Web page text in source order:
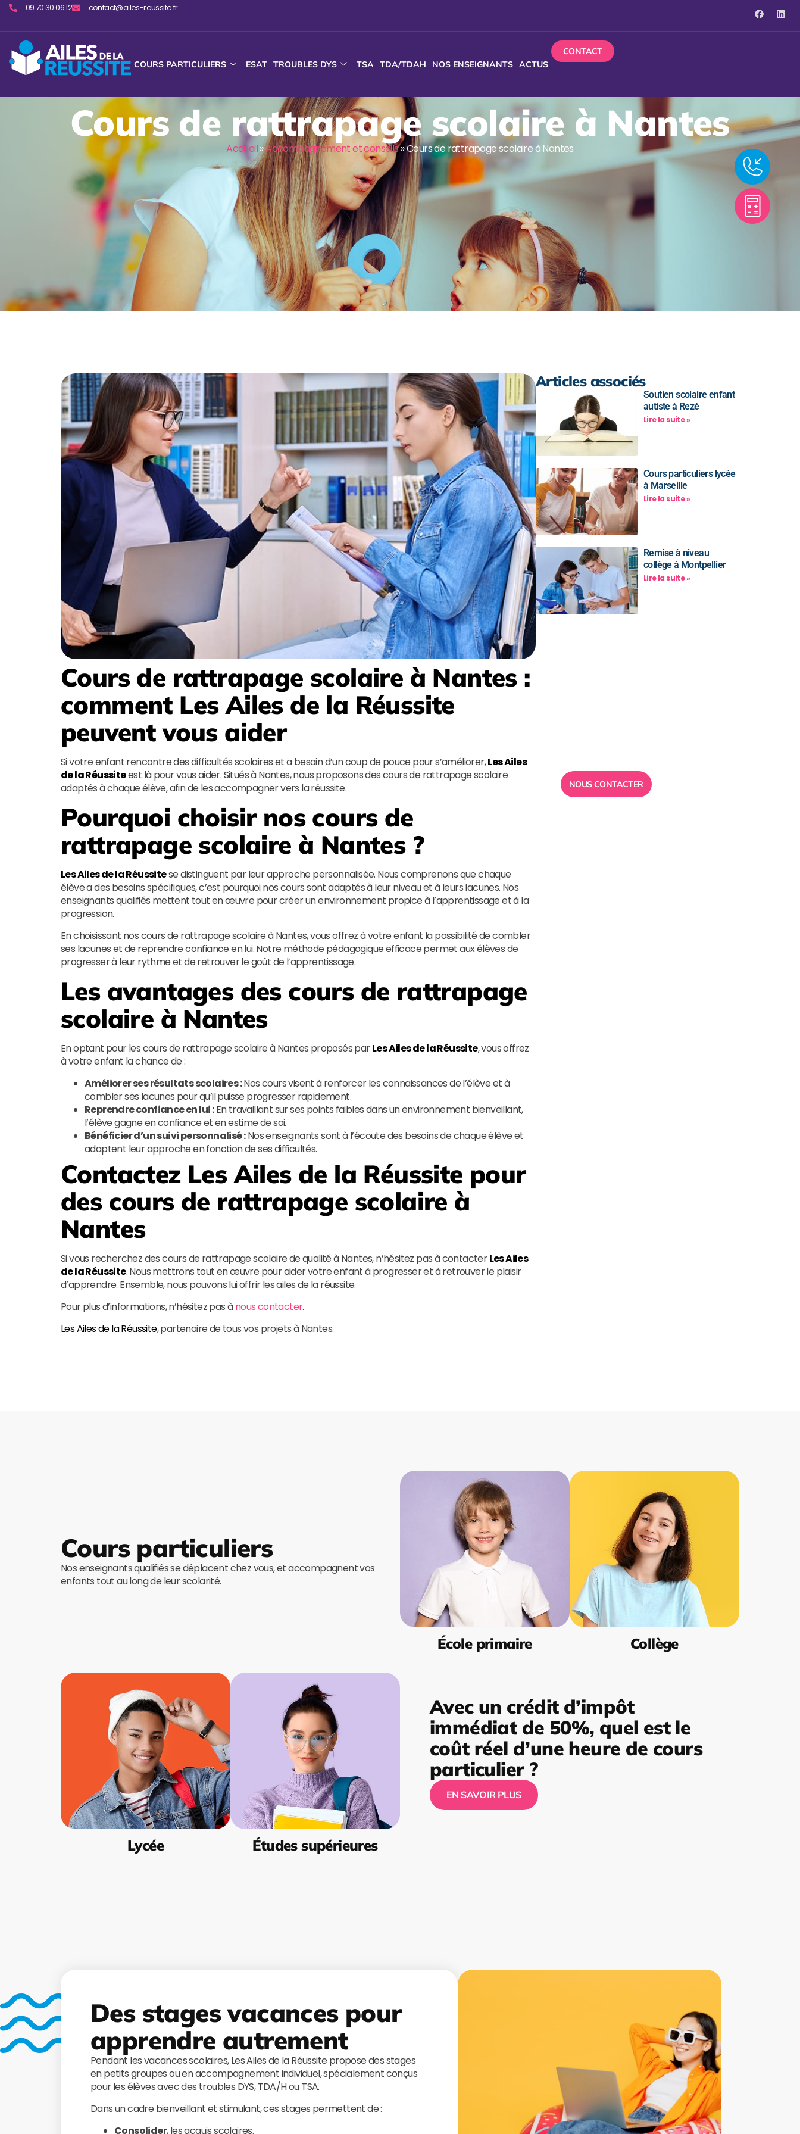
09 70 30 06 12 contact@ailes-reussite.fr
COURS PARTICULIERS ESAT TROUBLES DYS TSA TDA/TDAH NOS ENSEIGNANTS ACTUS
CONTACT
Cours de rattrapage scolaire à Nantes
Accueil»Accompagnement et conseils»Cours de rattrapage scolaire à Nantes
Cours de rattrapage scolaire à Nantes:
comment Les Ailes de la Réussite
peuvent vous aider
Si votre enfant rencontre des difficultés scolaires et a besoin d’un coup de pouce pour s’améliorer,Les Ailes
de la Réussiteest là pour vous aider. Situés à Nantes, nous proposons des cours de rattrapage scolaire
adaptés à chaque élève, afin de les accompagner vers la réussite.
Pourquoi choisir nos cours de
rattrapage scolaire à Nantes ?
Les Ailes de la Réussitese distinguent par leur approche personnalisée. Nous comprenons que chaque
élève a des besoins spécifiques, c’est pourquoi nos cours sont adaptés à leur niveau et à leurs lacunes. Nos
enseignants qualifiés mettent tout en œuvre pour créer un environnement propice à l’apprentissage et à la
progression.
En choisissant nos cours de rattrapage scolaire à Nantes, vous offrez à votre enfant la possibilité de combler
ses lacunes et de reprendre confiance en lui. Notre méthode pédagogique efficace permet aux élèves de
progresser à leur rythme et de retrouver le goût de l’apprentissage.
Les avantages des cours de rattrapage
scolaire à Nantes
En optant pour les cours de rattrapage scolaire à Nantes proposés parLes Ailes de la Réussite, vous offrez
à votre enfant la chance de :
Améliorer ses résultats scolaires :Nos cours visent à renforcer les connaissances de l’élève et à
combler ses lacunes pour qu’il puisse progresser rapidement.
Reprendre confiance en lui :En travaillant sur ses points faibles dans un environnement bienveillant,
l’élève gagne en confiance et en estime de soi.
Bénéficier d’un suivi personnalisé :Nos enseignants sont à l’écoute des besoins de chaque élève et
adaptent leur approche en fonction de ses difficultés.
Contactez Les Ailes de la Réussite pour
des cours de rattrapage scolaire à
Nantes
Si vous recherchez des cours de rattrapage scolaire de qualité à Nantes, n’hésitez pas à contacterLes Ailes
de la Réussite. Nous mettrons tout en œuvre pour aider votre enfant à progresser et à retrouver le plaisir
d’apprendre. Ensemble, nous pouvons lui offrir les ailes de la réussite.
Pour plus d’informations, n’hésitez pas ànous contacter.
Les Ailes de la Réussite, partenaire de tous vos projets à Nantes.
Articles associés
Soutien scolaire enfant
autiste à Rezé
Lire la suite »
Cours particuliers lycée
à Marseille
Lire la suite »
Remise à niveau
collège à Montpellier
Lire la suite »
NOUS CONTACTER
Cours particuliers
Nos enseignants qualifiés se déplacent chez vous, et accompagnent vos
enfants tout au long de leur scolarité.
École primaire Collège
Lycée Études supérieures
Avec un crédit d’impôt
immédiat de 50%, quel est le
coût réel d’une heure de cours
particulier ?
EN SAVOIR PLUS
Des stages vacances pour
apprendre autrement
Pendant les vacances scolaires, Les Ailes de la Réussite propose des stages
en petits groupes ou en accompagnement individuel, spécialement conçus
pour les élèves avec des troubles DYS, TDA/H ou TSA.
Dans un cadre bienveillant et stimulant, ces stages permettent de :
Consolider, les acquis scolaires.